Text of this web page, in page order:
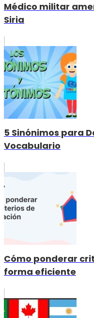
Médico militar
Siria
5 Sinónimos para
Vocabulario
Cómo ponderar
forma eficiente